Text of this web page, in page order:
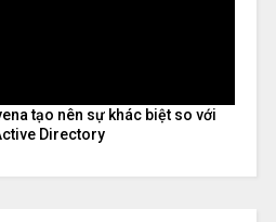
tạo nên sự khác biệt so với
Directory